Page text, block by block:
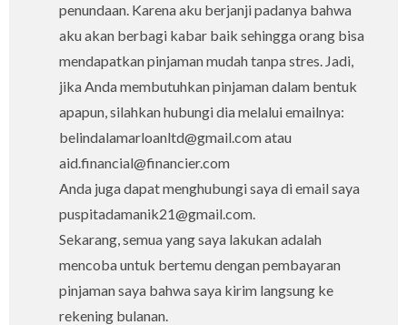
penundaan. Karena aku berjanji padanya bahwa
aku akan berbagi kabar baik sehingga orang bisa
mendapatkan pinjaman mudah tanpa stres. Jadi,
jika Anda membutuhkan pinjaman dalam bentuk
apapun, silahkan hubungi dia melalui emailnya:
belindalamarloanltd@gmail.com atau
aid.financial@financier.com
Anda juga dapat menghubungi saya di email saya
puspitadamanik21@gmail.com.
Sekarang, semua yang saya lakukan adalah
mencoba untuk bertemu dengan pembayaran
pinjaman saya bahwa saya kirim langsung ke
rekening bulanan.